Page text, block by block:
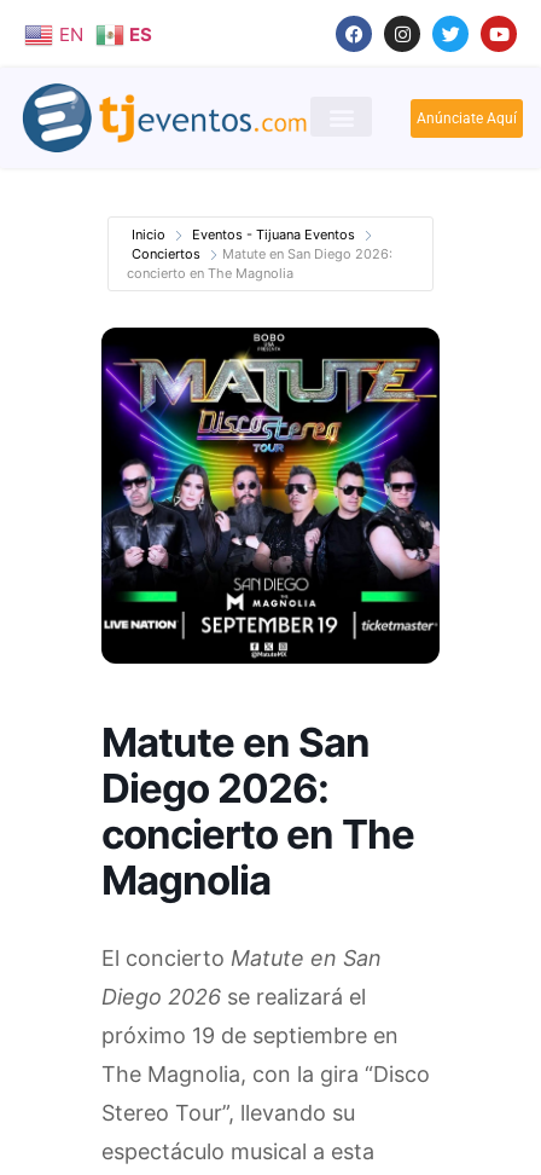
EN ES
Anúnciate Aquí
Inicio
Eventos - Tijuana Eventos
Conciertos
Matute en San Diego 2026:
concierto en The Magnolia
Matute en San
Diego 2026:
concierto en The
Magnolia
El concierto Matute en San
Diego 2026 se realizará el
próximo 19 de septiembre en
The Magnolia, con la gira “Disco
Stereo Tour”, llevando su
espectáculo musical a esta